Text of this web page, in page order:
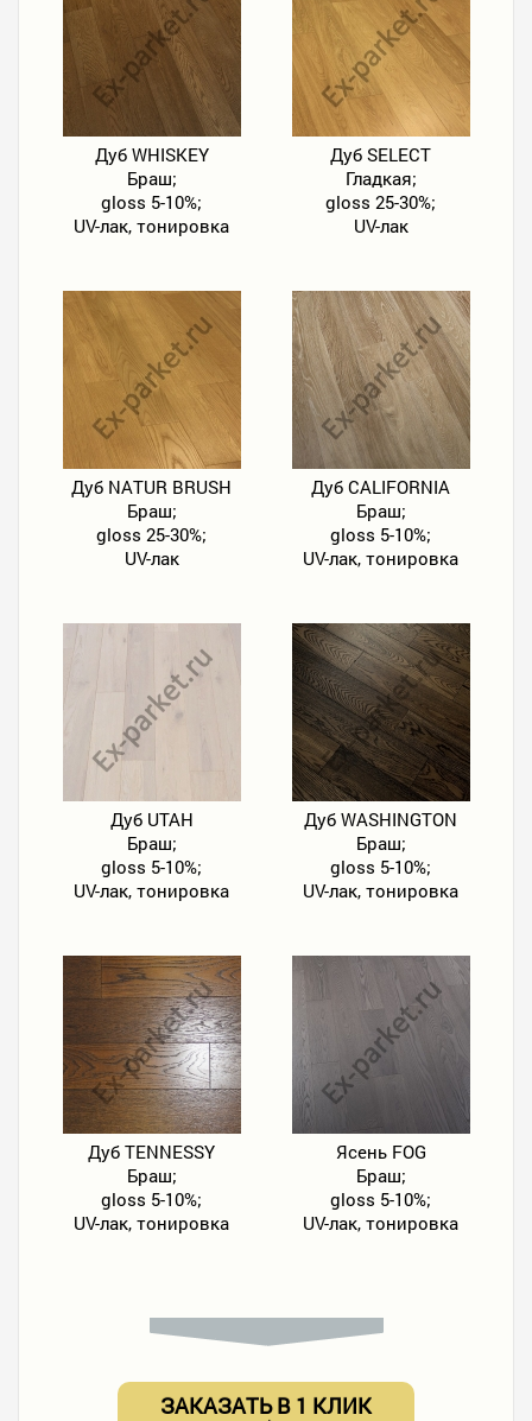
Дуб WHISKEY
Браш;
gloss 5-10%;
UV-лак, тонировка
Дуб SELECT
Гладкая;
gloss 25-30%;
UV-лак
Дуб NATUR BRUSH
Браш;
gloss 25-30%;
UV-лак
Дуб CALIFORNIA
Браш;
gloss 5-10%;
UV-лак, тонировка
Дуб UTAH
Браш;
gloss 5-10%;
UV-лак, тонировка
Дуб WASHINGTON
Браш;
gloss 5-10%;
UV-лак, тонировка
Дуб TENNESSY
Браш;
gloss 5-10%;
UV-лак, тонировка
Ясень FOG
Браш;
gloss 5-10%;
UV-лак, тонировка
ЗАКАЗАТЬ В 1 КЛИК